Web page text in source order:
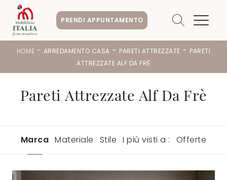
PRENDI APPUNTAMENTO
HOME - ARREDAMENTO CASA - PARETI ATTREZZATE - PARETI
ATTREZZATE ALF DA FRÈ
Pareti Attrezzate Alf Da Frè
Marca Materiale Stile I più visti a : Offerte